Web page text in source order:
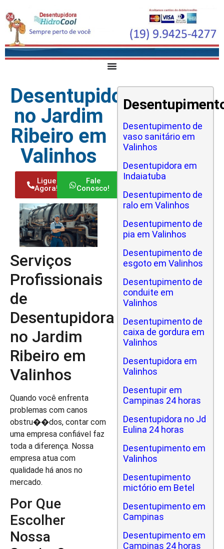
Desentupidora
no Jardim
Ribeiro em
Valinhos
Ligue
Agora!
Fale
Conosco!
Serviços
Profissionais
de
Desentupidora
no Jardim
Ribeiro em
Valinhos
Quando você enfrenta
problemas com canos
obstru��dos, contar com
uma empresa confiável faz
toda a diferença. Nossa
empresa atua com
qualidade há anos no
mercado.
Por Que
Escolher
Nossa
Desentupimento de
vaso sanitário em
Valinhos
Desentupidora em
Indaiatuba
Desentupimento de
ralo em Valinhos
Desentupimento de
pia em Valinhos
Desentupimento de
esgoto em Valinhos
Desentupimento de
conduite em
Valinhos
Desentupimento de
caixa de gordura em
Valinhos
Desentupidora em
Valinhos
Desentupir em
Campinas 24 horas
Desentupidora no Jd
Eulina 24 horas
Desentupimento em
Valinhos
Desentupimento
mictório em Betel
Desentupimento em
Campinas
Desentupimento em
Campinas 24 horas